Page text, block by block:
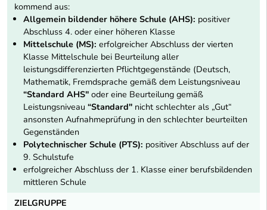
kommend aus:
Allgemein bildender höhere Schule (AHS): positiver
Abschluss 4. oder einer höheren Klasse
Mittelschule (MS): erfolgreicher Abschluss der vierten
Klasse Mittelschule bei Beurteilung aller
leistungsdifferenzierten Pflichtgegenstände (Deutsch,
Mathematik, Fremdsprache gemäß dem Leistungsniveau
“Standard AHS" oder eine Beurteilung gemäß
Leistungsniveau “Standard" nicht schlechter als „Gut“
ansonsten Aufnahmeprüfung in den schlechter beurteilten
Gegenständen
Polytechnischer Schule (PTS): positiver Abschluss auf der
9. Schulstufe
erfolgreicher Abschluss der 1. Klasse einer berufsbildenden
mittleren Schule
ZIELGRUPPE